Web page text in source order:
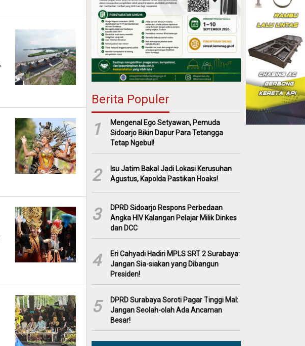
Berita Populer
1
Mengenal Ego Setyawan, Pemuda
Sidoarjo Bikin Dapur Para Tetangga
Tetap Ngebul!
2
Isu Jatim Bakal Jadi Lokasi Kerusuhan
Agustus, Kapolda Pastikan Hoaks!
3
DPRD Sidoarjo Respons Perbedaan
Angka HIV Kalangan Pelajar Milik Dinkes
dan DCC
4
Eri Cahyadi Hadiri MPLS SRT 2 Surabaya:
Jangan Sia-siakan yang Dibangun
Presiden!
5
DPRD Surabaya Soroti Pagar Tinggi Mal:
Jangan Seolah-olah Ada Ancaman
Besar!